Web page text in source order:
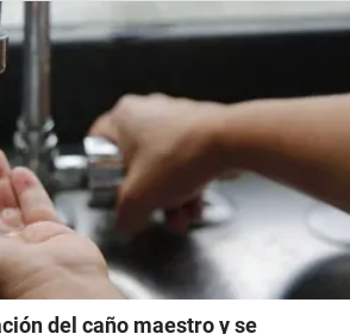
del caño maestro y se